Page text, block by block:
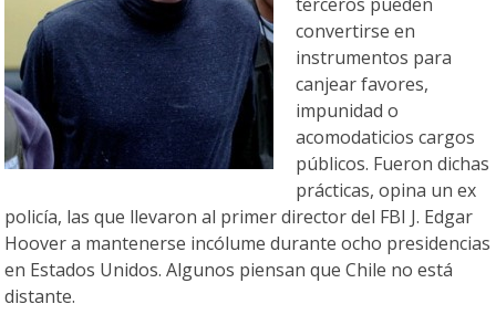
convertirse en
instrumentos para
canjear favores,
impunidad o
acomodaticios cargos
públicos. Fueron dichas
prácticas, opina un ex
policía, las que llevaron al primer director del FBI J. Edgar
Hoover a mantenerse incólume durante ocho presidencias
en Estados Unidos. Algunos piensan que Chile no está
distante.